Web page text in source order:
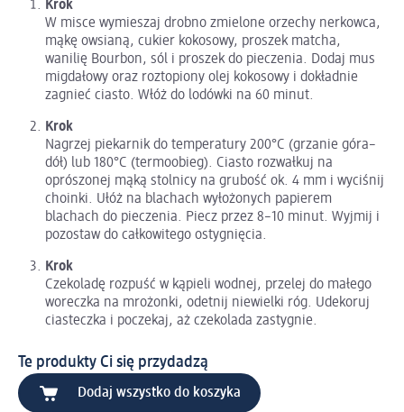
Krok
W misce wymieszaj drobno zmielone orzechy nerkowca,
mąkę owsianą, cukier kokosowy, proszek matcha,
wanilię Bourbon, sól i proszek do pieczenia. Dodaj mus
migdałowy oraz roztopiony olej kokosowy i dokładnie
zagnieć ciasto. Włóż do lodówki na 60 minut.
Krok
Nagrzej piekarnik do temperatury 200°C (grzanie góra–
dół) lub 180°C (termoobieg). Ciasto rozwałkuj na
oprószonej mąką stolnicy na grubość ok. 4 mm i wyciśnij
choinki. Ułóż na blachach wyłożonych papierem
blachach do pieczenia. Piecz przez 8–10 minut. Wyjmij i
pozostaw do całkowitego ostygnięcia.
Krok
Czekoladę rozpuść w kąpieli wodnej, przelej do małego
woreczka na mrożonki, odetnij niewielki róg. Udekoruj
ciasteczka i poczekaj, aż czekolada zastygnie.
Te produkty Ci się przydadzą
Dodaj wszystko do koszyka